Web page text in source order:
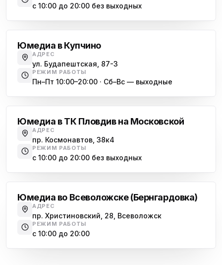
с 10:00 до 20:00 без выходных
Юмедиа в Купчино
АДРЕС
ул. Будапештская, 87-3
РЕЖИМ РАБОТЫ
Пн–Пт 10:00–20:00 · Сб–Вс — выходные
Юмедиа в ТК Пловдив на Московской
АДРЕС
пр. Космонавтов, 38к4
РЕЖИМ РАБОТЫ
с 10:00 до 20:00 без выходных
Юмедиа во Всеволожске (Бернгардовка)
АДРЕС
пр. Христиновский, 28, Всеволожск
РЕЖИМ РАБОТЫ
с 10:00 до 20:00